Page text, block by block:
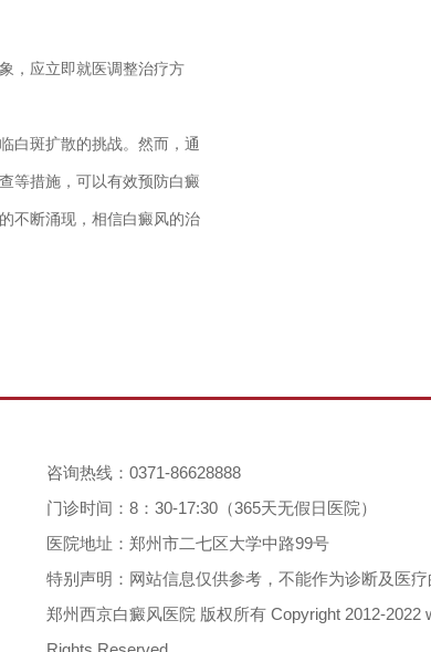
，应立即就医调整治疗方
白斑扩散的挑战。然而，通
等措施，可以有效预防白癜
不断涌现，相信白癜风的治
咨询热线：0371-86628888
门诊时间：8：30-17:30（365天无假日医院）
医院地址：郑州市二七区大学中路99号
特别声明：网站信息仅供参考，不能作为诊断及医疗
郑州西京白癜风医院 版权所有 Copyright 2012-2022